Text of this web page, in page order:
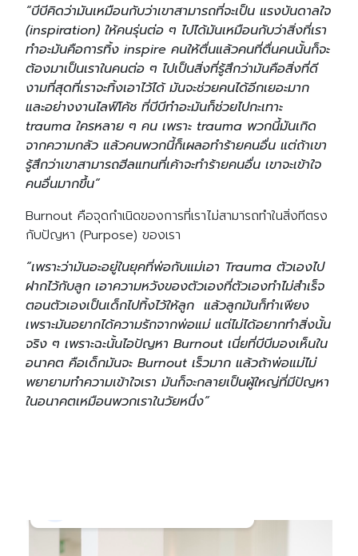
“บีบีคิดว่ามันเหมือนกับว่าเขาสามารถที่จะเป็น แรงบันดาลใจ
(inspiration) ให้คนรุ่นต่อ ๆ ไปได้มันเหมือนกับว่าสิ่งที่เรา
ทําอะมันคือการทิ้ง inspire คนให้ตื่นแล้วคนที่ตื่นคนนั้นก็จะ
ต้องมาเป็นเราในคนต่อ ๆ ไปเป็นสิ่งที่รู้สึกว่ามันคือสิ่งที่ดี
งามที่สุดที่เราจะทิ้งเอาไว้ได้ มันจะช่วยคนได้อีกเยอะมาก
และอย่างงานไลฟ์โค้ช ที่บีบีทําอะมันก็ช่วยไปกะเทาะ
trauma ใครหลาย ๆ คน เพราะ trauma พวกนี้มันเกิด
จากความกลัว แล้วคนพวกนี้ก็เผลอทําร้ายคนอื่น แต่ถ้าเขา
รู้สึกว่าเขาสามารถฮีลแทนที่เค้าจะทําร้ายคนอื่น เขาจะเข้าใจ
คนอื่นมากขึ้น”
Burnout คือจุดกำเนิดของการที่เราไม่สามารถทำในสิ่งทีตรง
กับปัญหา (Purpose) ของเรา
“เพราะว่ามันอะอยู่ในยุคที่พ่อกับแม่เอา Trauma ตัวเองไป
ฝากไว้กับลูก เอาความหวังของตัวเองที่ตัวเองทําไม่สําเร็จ
ตอนตัวเองเป็นเด็กไปทิ้งไว้ให้ลูก แล้วลูกมันก็ทําเพียง
เพราะมันอยากได้ความรักจากพ่อแม่ แต่ไม่ได้อยากทําสิ่งนั้น
จริง ๆ เพราะฉะนั้นไอปัญหา Burnout เนี่ยที่บีบีมองเห็นใน
อนาคต คือเด็กมันจะ Burnout เร็วมาก แล้วถ้าพ่อแม่ไม่
พยายามทําความเข้าใจเรา มันก็จะกลายเป็นผู้ใหญ่ที่มีปัญหา
ในอนาคตเหมือนพวกเราในวัยหนึ่ง”